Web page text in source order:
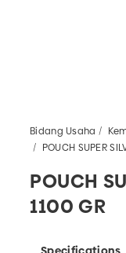
Bidang Usaha
POUCH SUPER
POUCH
1100 GR